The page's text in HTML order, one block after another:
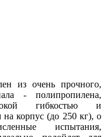
из очень прочного,
- полипропилена,
гибкостью и
корпус (до 250 кг), о
испытания,